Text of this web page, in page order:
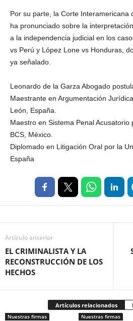
Por su parte, la Corte Interamericana
ha pronunciado sobre la
a la independencia judicial en los
vs Perú y López Lone vs Honduras,
ya señalado.
Leonardo de la Garza Abogado
Maestrante en Argumentación
León, España.
Maestro en Sistema Penal Acusatorio
BCS, México.
Diplomado en Litigación Oral por la
España
Artículo anterior
EL CRIMINALISTA Y LA
RECONSTRUCCIÓN DE LOS
HECHOS
Artículos relacionados
Nuestras firmas Nuestras firmas